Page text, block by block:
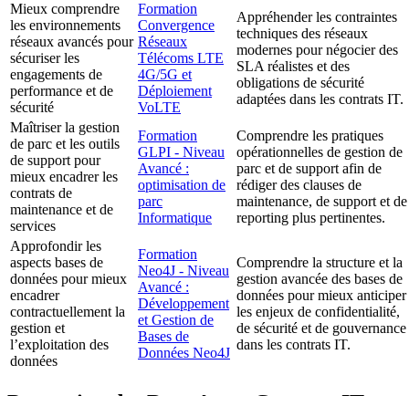
Mieux comprendre
les environnements
réseaux avancés pour
sécuriser les
engagements de
performance et de
sécurité
Formation
Convergence
Réseaux
Télécoms LTE
4G/5G et
Déploiement
VoLTE
Appréhender les contraintes
techniques des réseaux
modernes pour négocier des
SLA réalistes et des
obligations de sécurité
adaptées dans les contrats IT.
Maîtriser la gestion
de parc et les outils
de support pour
mieux encadrer les
contrats de
maintenance et de
services
Formation
GLPI - Niveau
Avancé :
optimisation de
parc
Informatique
Comprendre les pratiques
opérationnelles de gestion de
parc et de support afin de
rédiger des clauses de
maintenance, de support et de
reporting plus pertinentes.
Approfondir les
aspects bases de
données pour mieux
encadrer
contractuellement la
gestion et
l’exploitation des
données
Formation
Neo4J - Niveau
Avancé :
Développement
et Gestion de
Bases de
Données Neo4J
Comprendre la structure et la
gestion avancée des bases de
données pour mieux anticiper
les enjeux de confidentialité,
de sécurité et de gouvernance
dans les contrats IT.